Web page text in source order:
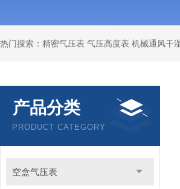
产品分类
PRODUCT CATEGORY
空盒气压表